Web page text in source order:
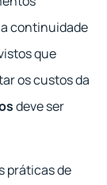
continuidade
que
os custos da
deve ser
práticas de